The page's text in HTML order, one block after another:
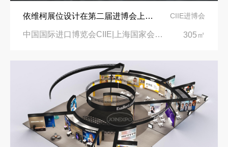
依维柯展位设计在第二届进博会上吸引万千瞩目 CIIE进博会
中国国际进口博览会CIIE|上海国家会展中心 305㎡